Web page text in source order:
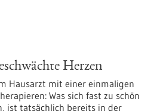
Herzen
Hausarzt mit einer einmaligen
Was sich fast zu schön
ist tatsächlich bereits in der